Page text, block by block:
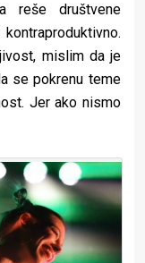
reše društvene
mislim da je
se pokrenu teme
Jer ako nismo